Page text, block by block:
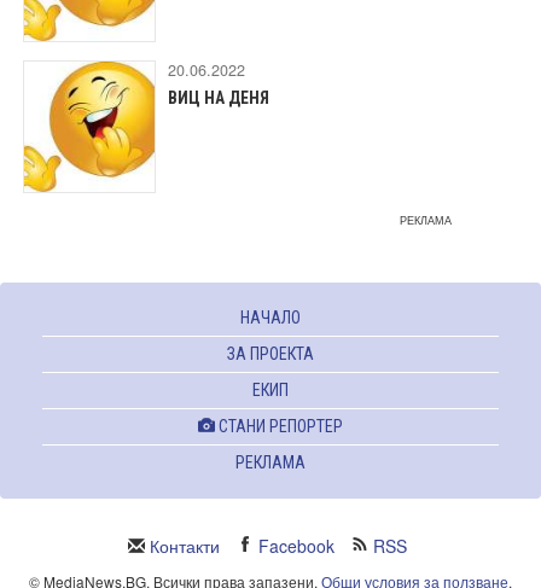
20.06.2022
ВИЦ НА ДЕНЯ
РЕКЛАМА
НАЧАЛО
ЗА ПРОЕКТА
ЕКИП
СТАНИ РЕПОРТЕР
РЕКЛАМА
Контакти Facebook RSS
© MediaNews.BG. Всички права запазени. Общи условия за ползване.